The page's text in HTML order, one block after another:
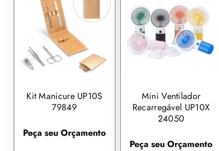
Kit Manicure UP10S
79849
Peça seu Orçamento
Mini Ventilador
Recarregável UP10X
24050
Peça seu Orçamento